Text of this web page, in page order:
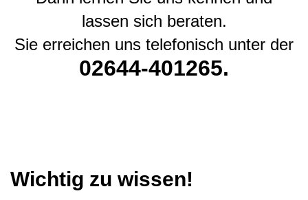
lassen sich beraten.
Sie erreichen uns telefonisch unter der
02644-401265.
Wichtig zu wissen!